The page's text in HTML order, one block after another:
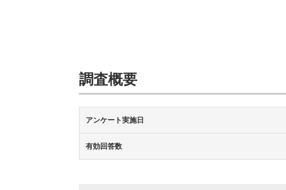
調査概要
アンケート実施日
有効回答数